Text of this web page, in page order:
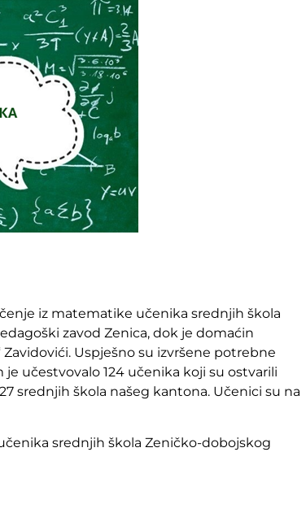
iz matematike učenika srednjih škola
zavod Zenica, dok je domaćin
Uspješno su izvršene potrebne
učestvovalo 124 učenika koji su ostvarili
srednjih škola našeg kantona. Učenici su na
srednjih škola Zeničko-dobojskog